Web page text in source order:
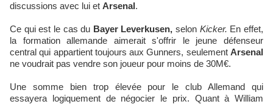
discussions avec lui et Arsenal.
Ce qui est le cas du Bayer Leverkusen,selon Kicker. En effet,
la formation allemande
aimerait s'offrir le jeune défenseur
central qui appartient toujours aux Gunners, seulement Arsenal
ne voudrait pas vendre son joueur pour moins de 30M€.
Une somme bien trop élevée pour le club Allemand qui
essayera logiquement de négocier le prix. Quant à William